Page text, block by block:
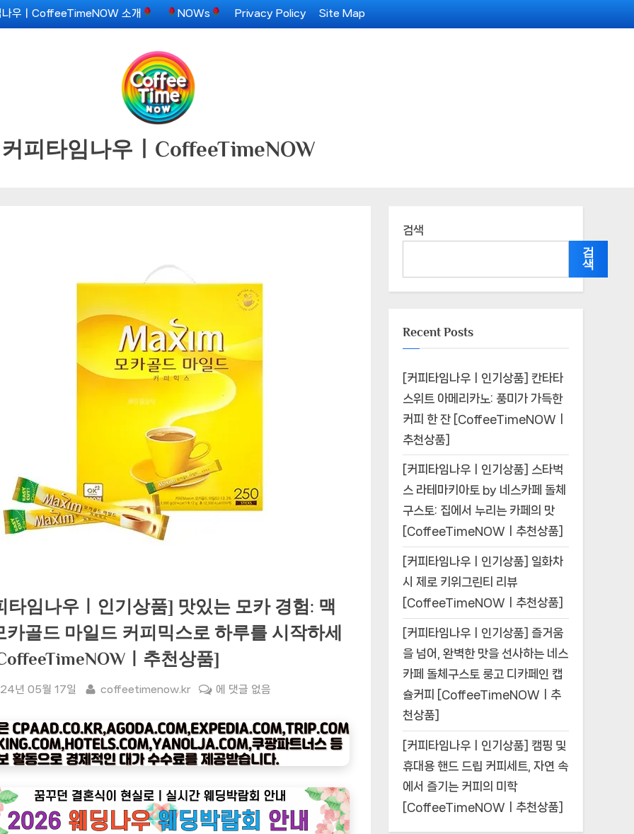
나우ㅣCoffeeTimeNOW 소개 NOWs Privacy Policy Site Map
커피타임나우ㅣCoffeeTimeNOW
타임나우ㅣ인기상품] 맛있는 모카 경험: 맥
카골드 마일드 커피믹스로 하루를 시작하세
ㅣ추천상품]
년 05월 17일 By
coffeetimenow.kr
[커
타
임
나
ㅣ
인
에 댓글 없음
검색
검
색
Recent Posts
[커피타임나우ㅣ인기상품] 칸타타
스위트 아메리카노: 풍미가 가득한
커피 한 잔 [CoffeeTimeNOWㅣ
추천상품]
[커피타임나우ㅣ인기상품] 스타벅
스 라테마키아토 by 네스카페 돌체
구스토: 집에서 누리는 카페의 맛
[CoffeeTimeNOWㅣ추천상품]
[커피타임나우ㅣ인기상품] 일화차
시 제로 키위그린티 리뷰
[CoffeeTimeNOWㅣ추천상품]
[커피타임나우ㅣ인기상품] 즐거움
을 넘어, 완벽한 맛을 선사하는 네스
카페 돌체구스토 룽고 디카페인 캡
슐커피 [CoffeeTimeNOWㅣ추
천상품]
[커피타임나우ㅣ인기상품] 캠핑 및
휴대용 핸드 드립 커피세트, 자연 속
에서 즐기는 커피의 미학
[CoffeeTimeNOWㅣ추천상품]